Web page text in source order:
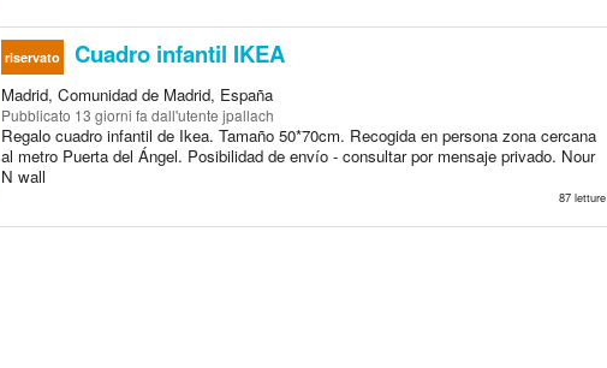
riservato Cuadro infantil IKEA
Madrid, Comunidad de Madrid, España
Pubblicato 13 giorni fa dall'utente jpallach
Regalo cuadro infantil de Ikea. Tamaño 50*70cm. Recogida en persona zona cercana
al metro Puerta del Ángel. Posibilidad de envío - consultar por mensaje privado. Nour
N wall
87 letture